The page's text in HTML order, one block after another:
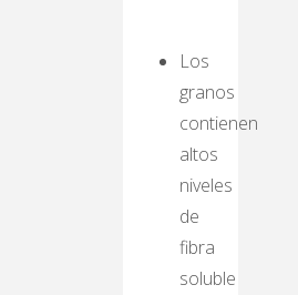
Los
granos
contienen
altos
niveles
de
fibra
soluble